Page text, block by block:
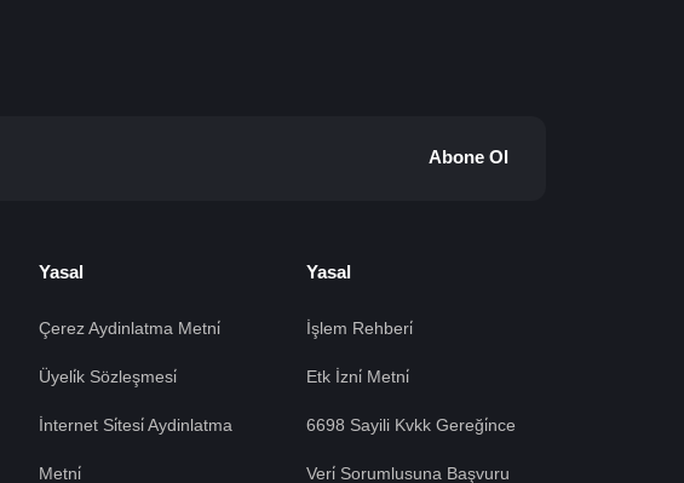
Abone Ol
Yasal
Çerez Aydinlatma Metni̇
Üyeli̇k Sözleşmesi̇
İnternet Si̇tesi̇ Aydinlatma
Metni̇
Yasal
İşlem Rehberi̇
Etk İzni̇ Metni̇
6698 Sayili Kvkk Gereği̇nce
Veri̇ Sorumlusuna Başvuru